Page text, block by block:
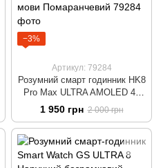
−3%
Артикул: 79284
Розумний смарт годинник HK8
Pro Max ULTRA AMOLED 49
mm Наручний безрамковий
годинник з бездротовою
зарядкою та підтримкою
української мови
Помаранчевий
1 950 грн 2 000 грн